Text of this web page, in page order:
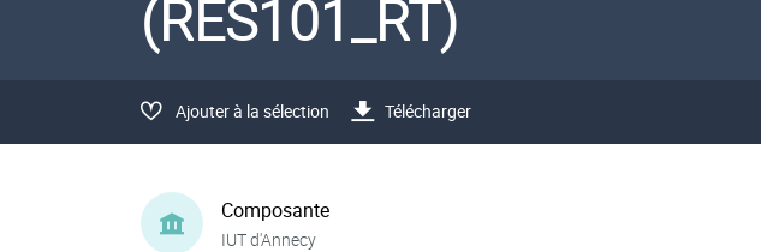
(RES101_RT)
Ajouter à la sélection Télécharger
Composante
IUT d'Annecy